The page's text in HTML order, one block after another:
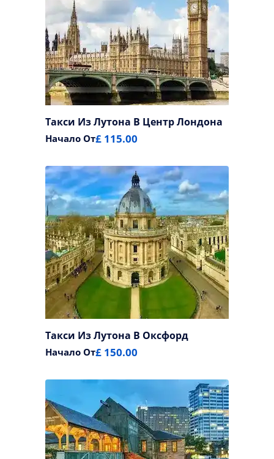
Такси Из Лутона В Центр Лондона
Начало От£ 115.00
Такси Из Лутона В Оксфорд
Начало От£ 150.00